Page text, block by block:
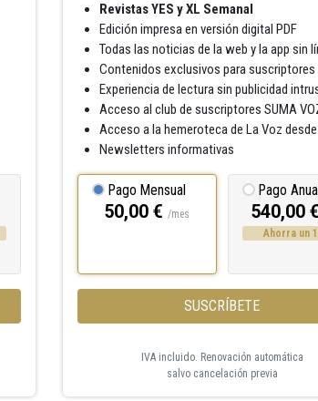
Revistas YES y XL Semanal
Edición impresa en versión digital PDF
Todas las noticias de la web y la app sin
Contenidos exclusivos para suscriptores
Experiencia de lectura sin publicidad
Acceso al club de suscriptores SUMA
Acceso a la hemeroteca de La Voz
Newsletters informativas
Pago Mensual
50,00 €/mes
Pago Anual
540,00
Ahorra un
SUSCRÍBETE
IVA incluido. Renovación automática
salvo cancelación previa